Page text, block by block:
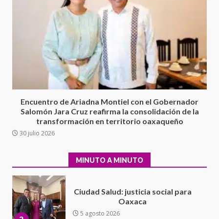
Encuentro de Ariadna Montiel con el Gobernador
Salomón Jara Cruz reafirma la consolidación de la
transformación en territorio oaxaqueño
30 julio 2026
MINUTO A MINUTO
Sin paso carretera Oaxaca-
Cuacnopalan
26 junio 2026
Exhorta Poder Legislativo al
IEEPO y al Iocied a realizar una
evaluación técnica y estructural
integral de las instalaciones de la
Moisés Sáenz Garza
5 agosto 2026
5 agosto 2026
con el Gobernador Salomón Jara
Cruz reafirma la consolidación
de la transformación en